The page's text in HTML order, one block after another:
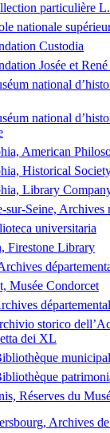
particulière
nationale
Custodia
Josée et
national
national
American
Historical
Library
sur-Seine, Archives
universitaria
Firestone Library
Musée Condorcet
storico
dei XL
Réserves du
Archives